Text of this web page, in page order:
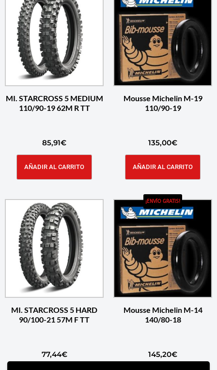
MI. STARCROSS 5 MEDIUM
110/90-19 62M R TT
85,91€
AÑADIR AL CARRITO
Mousse Michelin M-19
110/90-19
135,00€
AÑADIR AL CARRITO
MI. STARCROSS 5 HARD
90/100-21 57M F TT
77,44€
¡ENVÍO GRATIS!
Mousse Michelin M-14
140/80-18
145,20€